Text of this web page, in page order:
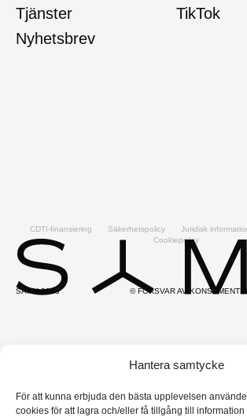
Hantera samtycke
För att kunna erbjuda den bästa upplevelsen
cookies för att lagra och/eller få tillgång till
Tjänster
Nyhetsbrev
TikTok
CDTI-finansiering Säkerhetspolicy Juridisk
Cookiepolicy
SAMY 2025 © FÖRSVAR AV